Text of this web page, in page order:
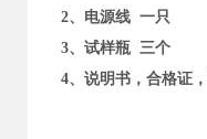
2、电源线 一只
3、试样瓶 三个
4、说明书，合格证